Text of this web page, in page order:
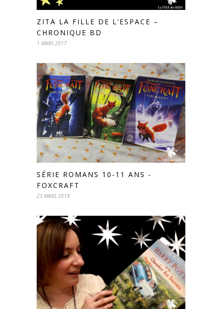
ZITA LA FILLE DE L’ESPACE –
CHRONIQUE BD
1 MARS 2017
SÉRIE ROMANS 10-11 ANS -
FOXCRAFT
23 MARS 2018